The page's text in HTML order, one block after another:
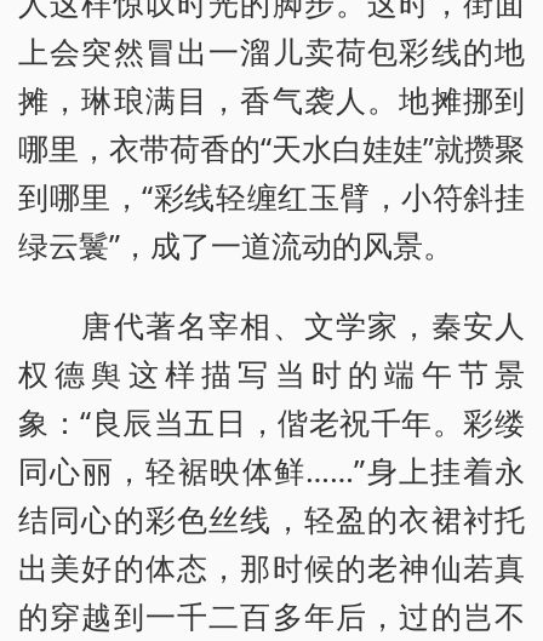
上会突然冒出一溜儿卖荷包彩线的地
摊，琳琅满目，香气袭人。地摊挪到
哪里，衣带荷香的“天水白娃娃”就攒聚
到哪里，“彩线轻缠红玉臂，小符斜挂
绿云鬟”，成了一道流动的风景。
唐代著名宰相、文学家，秦安人
权德舆这样描写当时的端午节景
象：“良辰当五日，偕老祝千年。彩缕
同心丽，轻裾映体鲜……”身上挂着永
结同心的彩色丝线，轻盈的衣裙衬托
出美好的体态，那时候的老神仙若真
的穿越到一千二百多年后，过的岂不